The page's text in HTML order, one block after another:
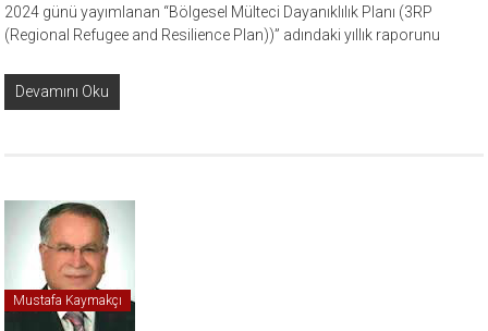
2024 günü yayımlanan “Bölgesel Mülteci Dayanıklılık Planı (3RP
(Regional Refugee and Resilience Plan))” adındaki yıllık raporunu
Devamını Oku
Mustafa Kaymakçı